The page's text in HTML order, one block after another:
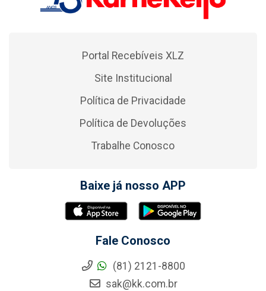
Portal Recebíveis XLZ
Site Institucional
Política de Privacidade
Política de Devoluções
Trabalhe Conosco
Baixe já nosso APP
Fale Conosco
(81) 2121-8800
sak@kk.com.br